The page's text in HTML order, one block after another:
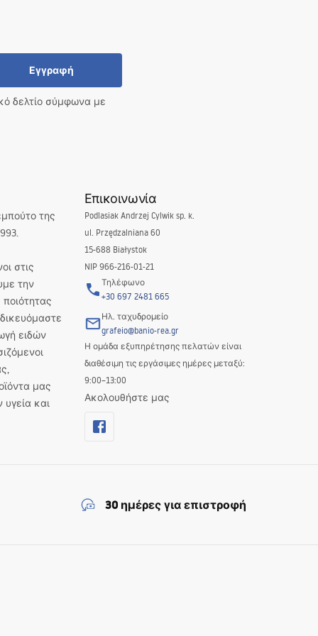
Εγγραφή
δελτίο σύμφωνα με
της
στις
την
ειδών
μας
υγεία και
Επικοινωνία
Podlasiak Andrzej Cylwik sp. k.
ul. Przędzalniana 60
15-688 Białystok
NIP 966-216-01-21
Τηλέφωνο
+30 697 2481 665
Ηλ. ταχυδρομείο
grafeio@banio-rea.gr
Η ομάδα εξυπηρέτησης πελατών είναι
διαθέσιμη τις εργάσιμες ημέρες μεταξύ:
9:00–13:00
Ακολουθήστε μας
30 ημέρες για επιστροφή